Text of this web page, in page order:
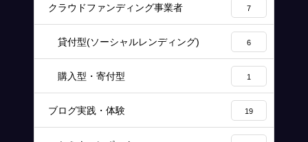
クラウドファンディング事業者 7
貸付型(ソーシャルレンディング) 6
購入型・寄付型 1
ブログ実践・体験 19